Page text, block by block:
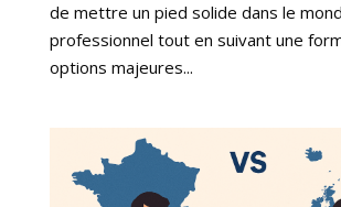
de mettre un pied solide dans le
professionnel tout en suivant une
options majeures...